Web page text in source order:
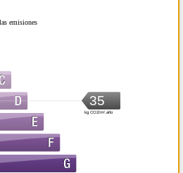
emisiones
35
kg CO2/m².año